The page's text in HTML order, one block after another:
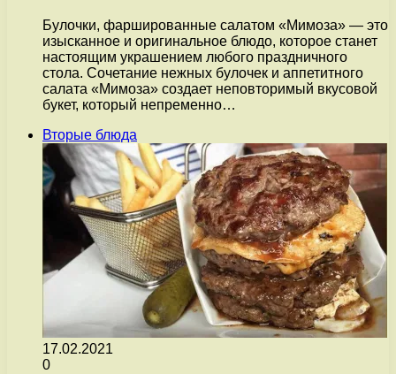
Булочки, фаршированные салатом «Мимоза» — это
изысканное и оригинальное блюдо, которое станет
настоящим украшением любого праздничного
стола. Сочетание нежных булочек и аппетитного
салата «Мимоза» создает неповторимый вкусовой
букет, который непременно…
Вторые блюда
17.02.2021
0